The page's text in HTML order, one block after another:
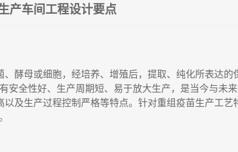
产车间工程设计要点
酵母或细胞，经培养、增殖后，提取、纯化所表达的
安全性好、生产周期短、易于放大生产，是当今与未
及生产过程控制严格等特点。针对重组疫苗生产工艺